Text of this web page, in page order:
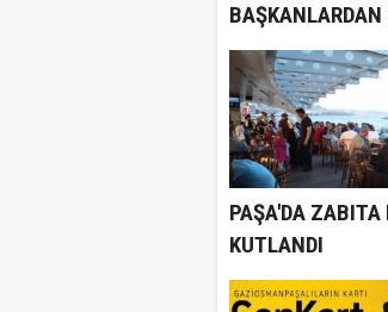
PAŞA'DA ZABITA
KUTLANDI